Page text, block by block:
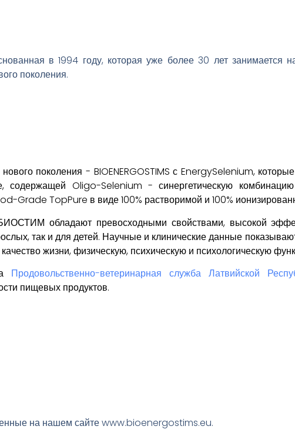
в 1994 году, которая уже более 30 лет занимается
поколения.
поколения - BIOENERGOSTIMS с EnergySelenium,
содержащей Oligo-Selenium - синергетическую
Grade TopPure в виде 100% растворимой и 100%
обладают превосходными свойствами, высокой
так и для детей. Научные и клинические данные
жизни, физическую, психическую и психологическую
Продовольственно-ветеринарная служба Латвийской
пищевых продуктов.
на нашем сайте www.bioenergostims.eu.